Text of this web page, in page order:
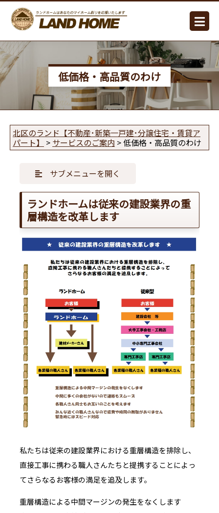
低価格・高品質のわけ
北区のランド【不動産･新築一戸建･分譲住宅・賃貸ア
パート】
> サービスのご案内 >低価格・高品質のわけ
サブメニューを開く
ランドホームは従来の建設業界の重
層構造を改革します
私たちは従来の建設業界における重層構造を排除し、
直接工事に携わる職人さんたちと提携することによっ
てさらなるお客様の満足を追及します。
重層構造による中間マージンの発生をなくします